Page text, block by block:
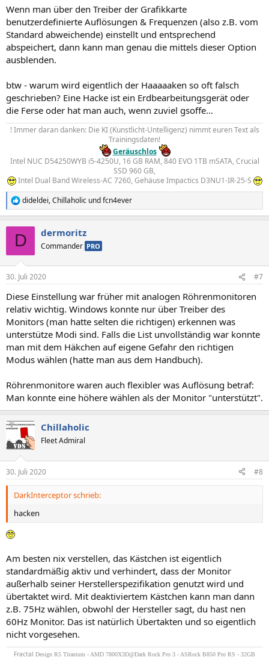
Wenn man über den Treiber der Grafikkarte
benutzerdefinierte Auflösungen & Frequenzen (also z.B. vom
Standard abweichende) einstellt und entsprechend
abspeichert, dann kann man genau die mittels dieser Option
ausblenden.
btw - warum wird eigentlich der Haaaaaken so oft falsch
geschrieben? Eine Hacke ist ein Erdbearbeitungsgerät oder
die Ferse oder hat man auch, wenn zuviel gsoffe...
! Immer daran danken: Die KI (Kunstlicht-Untelligenz) nimmt euren Text als
Trainingsdaten!
Geräuschlos
Intel NUC D54250WYB i5-4250U, 16 GB RAM, 840 EVO 1TB mSATA, Crucial
SSD 960 GB,
Intel Dual Band Wireless-AC 7260, Gehäuse Impactics D3NU1-IR-25-S
R
e
n
e
n
:
dideldei,Chillaholic undfcn4ever
D dermoritz
Commander PRO
30. Juli 2020 #7
Diese Einstellung war früher mit analogen Röhrenmonitoren
relativ wichtig. Windows konnte nur über Treiber des
Monitors (man hatte selten die richtigen) erkennen was
unterstütze Modi sind. Falls die List unvollständig war konnte
man mit dem Häkchen auf eigene Gefahr den richtigen
Modus wählen (hatte man aus dem Handbuch).
Röhrenmonitore waren auch flexibler was Auflösung betraf:
Man konnte eine höhere wählen als der Monitor "unterstützt".
Chillaholic
Fleet Admiral
30. Juli 2020 #8
DarkInterceptor schrieb:
hacken
Am besten nix verstellen, das Kästchen ist eigentlich
standardmäßig aktiv und verhindert, dass der Monitor
außerhalb seiner Herstellerspezifikation genutzt wird und
übertaktet wird. Mit deaktiviertem Kästchen kann man dann
z.B. 75Hz wählen, obwohl der Hersteller sagt, du hast nen
60Hz Monitor. Das ist natürlich Übertakten und so eigentlich
nicht vorgesehen.
Fractal Design R5 Titanium - AMD 7800X3D@Dark Rock Pro 3 - ASRock B850 Pro RS - 32GB